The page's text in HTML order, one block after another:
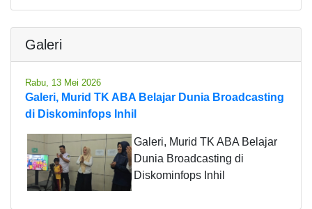
Galeri
Rabu, 13 Mei 2026
Galeri, Murid TK ABA Belajar Dunia Broadcasting
di Diskominfops Inhil
Galeri, Murid TK ABA Belajar
Dunia Broadcasting di
Diskominfops Inhil